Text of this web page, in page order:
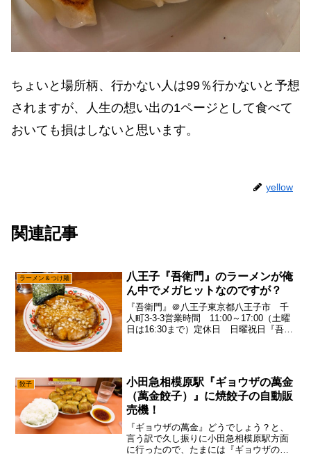
ちょいと場所柄、行かない人は99％行かないと予想
されますが、人生の想い出の1ページとして食べて
おいても損はしないと思います。
yellow
関連記事
ラーメン＆つけ麺
八王子『吾衛門』のラーメンが俺
ん中でメガヒットなのですが？
『吾衛門』＠八王子東京都八王子市 千
人町3-3-3営業時間 11:00～17:00（土曜
日は16:30まで）定休日 日曜祝日『吾衛
餃子
小田急相模原駅『ギョウザの萬金
（萬金餃子）』に焼餃子の自動販
売機！
『ギョウザの萬金』どうでしょう？と、
言う訳で久し振りに小田急相模原駅方面
に行ったので、たまには『ギョウザの萬